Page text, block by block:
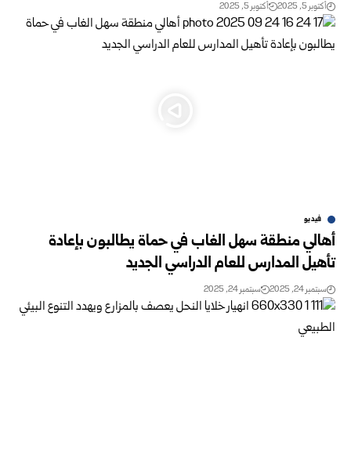
أكتوبر 5, 2025 أكتوبر 5, 2025
فيديو
أهالي منطقة سهل الغاب في حماة يطالبون بإعادة
تأهيل المدارس للعام الدراسي الجديد
سبتمبر 24, 2025 سبتمبر 24, 2025